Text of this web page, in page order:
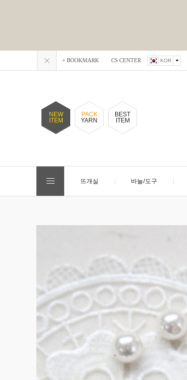
+ BOOKMARK CS CENTER KOR
NEW
ITEM
PACK
YARN
BEST
ITEM
뜨개실 바늘/도구